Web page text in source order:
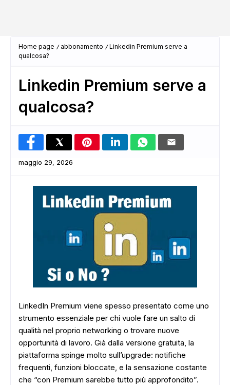
Home page abbonamento
Linkedin Premium serve a
qualcosa?
Linkedin Premium serve a
qualcosa?
maggio 29, 2026
LinkedIn Premium viene spesso presentato come uno
strumento essenziale per chi vuole fare un salto di
qualità nel proprio networking o trovare nuove
opportunità di lavoro. Già dalla versione gratuita, la
piattaforma spinge molto sull’upgrade: notifiche
frequenti, funzioni bloccate, e la sensazione costante
che “con Premium sarebbe tutto più approfondito”.